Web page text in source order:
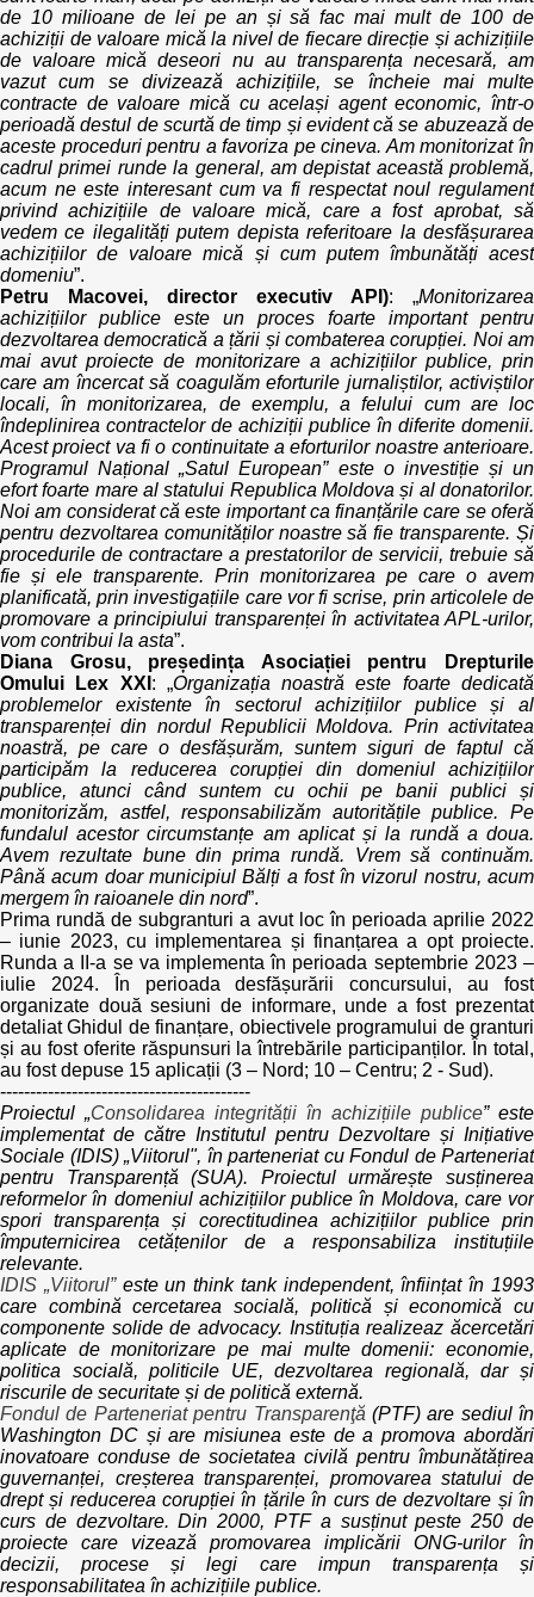
de 10 milioane de lei pe an și să fac mai mult de 100 de
achiziții de valoare mică la nivel de fiecare direcție și achizițiile
de valoare mică deseori nu au transparența necesară, am
vazut cum se divizează achizițiile, se încheie mai multe
contracte de valoare mică cu același agent economic, într-o
perioadă destul de scurtă de timp și evident că se abuzează de
aceste proceduri pentru a favoriza pe cineva. Am monitorizat în
cadrul primei runde la general, am depistat această problemă,
acum ne este interesant cum va fi respectat noul regulament
privind achizițiile de valoare mică, care a fost aprobat, să
vedem ce ilegalități putem depista referitoare la desfășurarea
achizițiilor de valoare mică și cum putem îmbunătăți acest
domeniu”.
Petru Macovei, director executiv API): „Monitorizarea
achizițiilor publice este un proces foarte important pentru
dezvoltarea democratică a țării și combaterea corupției. Noi am
mai avut proiecte de monitorizare a achizițiilor publice, prin
care am încercat să coagulăm eforturile jurnaliștilor, activiștilor
locali, în monitorizarea, de exemplu, a felului cum are loc
îndeplinirea contractelor de achiziții publice în diferite domenii.
Acest proiect va fi o continuitate a eforturilor noastre anterioare.
Programul Național „Satul European” este o investiție și un
efort foarte mare al statului Republica Moldova și al donatorilor.
Noi am considerat că este important ca finanțările care se oferă
pentru dezvoltarea comunităților noastre să fie transparente. Și
procedurile de contractare a prestatorilor de servicii, trebuie să
fie și ele transparente. Prin monitorizarea pe care o avem
planificată, prin investigațiile care vor fi scrise, prin articolele de
promovare a principiului transparenței în activitatea APL-urilor,
vom contribui la asta”.
Diana Grosu, președința Asociației pentru Drepturile
Omului Lex XXI : „Organizația noastră este foarte dedicată
problemelor existente în sectorul achizițiilor publice și al
transparenței din nordul Republicii Moldova. Prin activitatea
noastră, pe care o desfășurăm, suntem siguri de faptul că
participăm la reducerea corupției din domeniul achizițiilor
publice, atunci când suntem cu ochii pe banii publici și
monitorizăm, astfel, responsabilizăm autoritățile publice. Pe
fundalul acestor circumstanțe am aplicat și la rundă a doua.
Avem rezultate bune din prima rundă. Vrem să continuăm.
Până acum doar municipiul Bălți a fost în vizorul nostru, acum
mergem în raioanele din nord”.
Prima rundă de subgranturi a avut loc în perioada aprilie 2022
– iunie 2023, cu implementarea și finanțarea a opt proiecte.
Runda a II-a se va implementa în perioada septembrie 2023 –
iulie 2024. În perioada desfășurării concursului, au fost
organizate două sesiuni de informare, unde a fost prezentat
detaliat Ghidul de finanțare, obiectivele programului de granturi
și au fost oferite răspunsuri la întrebările participanților. În total,
au fost depuse 15 aplicații (3 – Nord; 10 – Centru; 2 - Sud).
------------------------------------------
Proiectul „Consolidarea integrității în achizițiile publice” este
implementat de către Institutul pentru Dezvoltare și Inițiative
Sociale (IDIS) „Viitorul", în parteneriat cu Fondul de Parteneriat
pentru Transparență (SUA). Proiectul urmărește susținerea
reformelor în domeniul achizițiilor publice în Moldova, care vor
spori transparența și corectitudinea achizițiilor publice prin
împuternicirea cetățenilor de a responsabiliza instituțiile
relevante.
IDIS „Viitorul”este un think tank independent, înființat în 1993
care combină cercetarea socială, politică și economică cu
componente solide de advocacy. Instituția realizeaz ăcercetări
aplicate de monitorizare pe mai multe domenii: economie,
politica socială, politicile UE, dezvoltarea regională, dar și
riscurile de securitate și de politică externă.
Fondul de Parteneriat pentru Transparenţă (PTF) are sediul în
Washington DC și are misiunea este de a promova abordări
inovatoare conduse de societatea civilă pentru îmbunătățirea
guvernanței, creșterea transparenței, promovarea statului de
drept și reducerea corupției în țările în curs de dezvoltare și în
curs de dezvoltare. Din 2000, PTF a susținut peste 250 de
proiecte care vizează promovarea implicării ONG-urilor în
decizii, procese și legi care impun transparența și
responsabilitatea în achizițiile publice.